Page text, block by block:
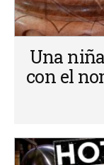
Una
con el